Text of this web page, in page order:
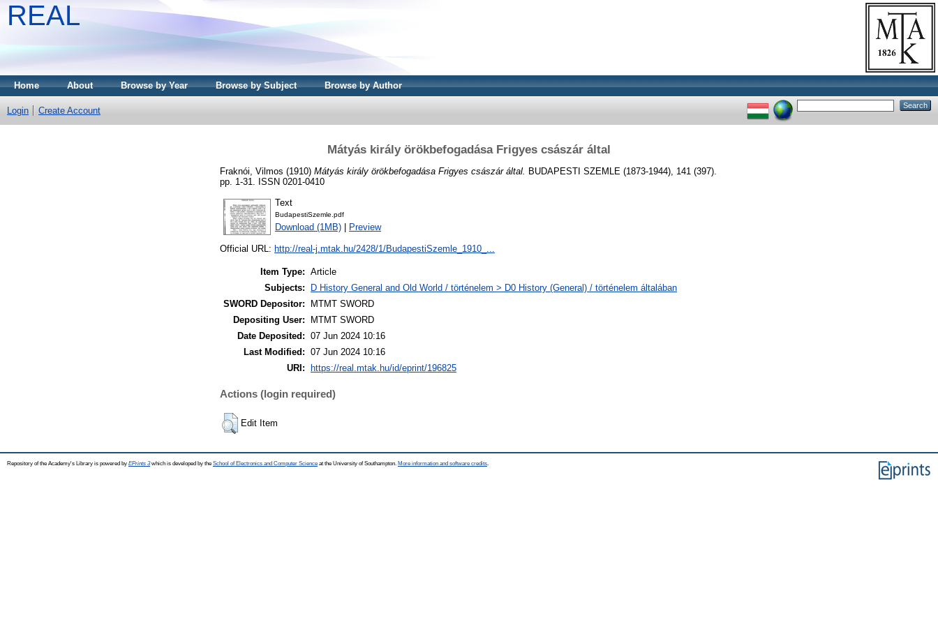
REAL
Home About Browse by Year Browse by Subject Browse by Author
Login Create Account
Mátyás király örökbefogadása Frigyes császár által
Fraknói, Vilmos (1910) Mátyás király örökbefogadása Frigyes császár által. BUDAPESTI SZEMLE (1873-1944), 141 (397).
pp. 1-31. ISSN 0201-0410
Text
BudapestiSzemle.pdf
Download (1MB) Preview
Official URL: http://real-j.mtak.hu/2428/1/BudapestiSzemle_1910_...
Item Type: Article
Subjects:
D History General and Old World / történelem > D0 History (General) / történelem általában
SWORD Depositor:
MTMT SWORD
Depositing User:
MTMT SWORD
Date Deposited: 07 Jun 2024 10:16
Last Modified: 07 Jun 2024 10:16
URI:
https://real.mtak.hu/id/eprint/196825
Actions (login required)
Edit Item
Repository of the Academy's Library is powered by EPrints 3which is developed by the School of Electronics and Computer Science at the University of Southampton. More information and software credits